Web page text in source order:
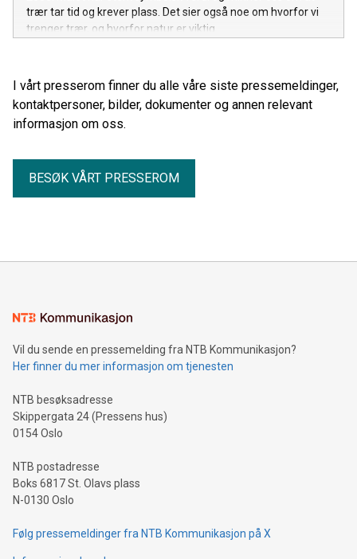
trær tar tid og krever plass. Det sier også noe om hvorfor vi
trenger trær, og hvorfor natur er viktig.
I vårt presserom finner du alle våre siste pressemeldinger,
kontaktpersoner, bilder, dokumenter og annen relevant
informasjon om oss.
BESØK VÅRT PRESSEROM
Vil du sende en pressemelding fra NTB Kommunikasjon?
Her finner du mer informasjon om tjenesten
NTB besøksadresse
Skippergata 24 (Pressens hus)
0154 Oslo
NTB postadresse
Boks 6817 St. Olavs plass
N-0130 Oslo
Følg pressemeldinger fra NTB Kommunikasjon på X